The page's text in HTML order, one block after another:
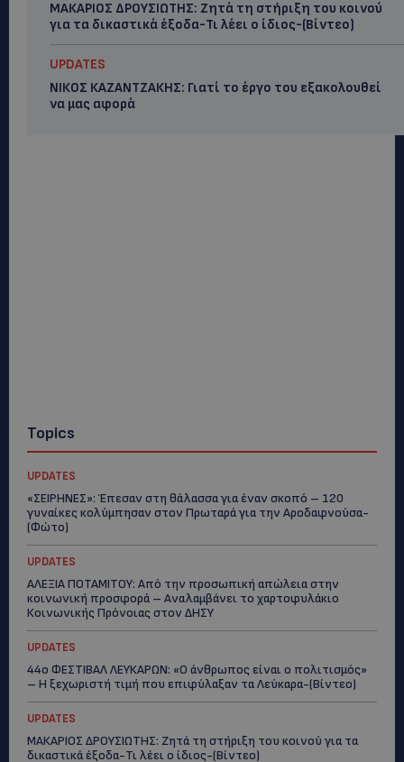
ΜΑΚΑΡΙΟΣ ΔΡΟΥΣΙΩΤΗΣ: Ζητά τη στήριξη του κοινού
για τα δικαστικά έξοδα-Τι λέει ο ίδιος-(Βίντεο)
UPDATES
ΝΙΚΟΣ ΚΑΖΑΝΤΖΑΚΗΣ: Γιατί το έργο του εξακολουθεί
να μας αφορά
Topics
UPDATES
«ΣΕΙΡΗΝΕΣ»: Έπεσαν στη θάλασσα για έναν σκοπό – 120
γυναίκες κολύμπησαν στον Πρωταρά για την Αροδαφνούσα-
(Φώτο)
UPDATES
ΑΛΕΞΙΑ ΠΟΤΑΜΙΤΟΥ: Από την προσωπική απώλεια στην
κοινωνική προσφορά – Αναλαμβάνει το χαρτοφυλάκιο
Κοινωνικής Πρόνοιας στον ΔΗΣΥ
UPDATES
44ο ΦΕΣΤΙΒΑΛ ΛΕΥΚΑΡΩΝ: «Ο άνθρωπος είναι ο πολιτισμός»
– Η ξεχωριστή τιμή που επιφύλαξαν τα Λεύκαρα-(Βίντεο)
UPDATES
ΜΑΚΑΡΙΟΣ ΔΡΟΥΣΙΩΤΗΣ: Ζητά τη στήριξη του κοινού για τα
δικαστικά έξοδα-Τι λέει ο ίδιος-(Βίντεο)